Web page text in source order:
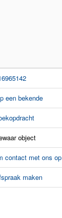
een bekende
object
contact met ons op
maken